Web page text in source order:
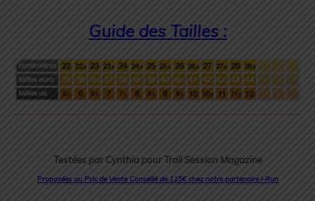
Guide des Tailles :
Testées par Cynthia pour Trail Session Magazine
Proposées au Prix de Vente Conseillé de 115€ chez notre partenaire i-Run